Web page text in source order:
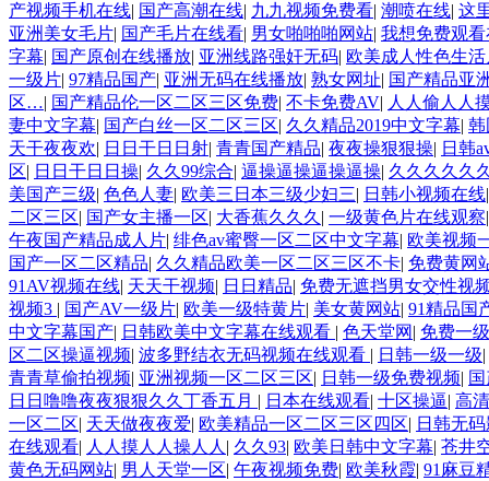
产视频手机在线| 国产高潮在线| 九九视频免费看| 潮喷在线| 这
亚洲美女毛片| 国产毛片在线看| 男女啪啪啪网站| 我想免费观
字幕| 国产原创在线播放| 亚洲线路强奸无码| 欧美成人性色生活
一级片| 97精品国产| 亚洲无码在线播放| 熟女网址| 国产精品亚
区…| 国产精品伦一区二区三区免费| 不卡免费AV| 人人偷人人
妻中文字幕| 国产白丝一区二区三区| 久久精品2019中文字幕| 韩
天干夜夜欢| 日日干日日射| 青青国产精品| 夜夜操狠狠操| 日韩
区| 日日干日日操| 久久99综合| 逼操逼操逼操逼操| 久久久久久
美国产三级| 色色人妻| 欧美三日本三级少妇三| 日韩小视频在线
二区三区| 国产女主播一区| 大香蕉久久久 | 一级黄色片在线观察
午夜国产精品成人片| 绯色av蜜臀一区二区中文字幕| 欧美视频
国产一区二区精品| 久久精品欧美一区二区三区不卡| 免费黄网
91AV视频在线| 天天干视频| 日日精品| 免费无遮挡男女交性视
视频3 | 国产AV一级片| 欧美一级特黄片| 美女黄网站| 91精品国
中文字幕国产| 日韩欧美中文字幕在线观看 | 色天堂网 | 免费一
区二区操逼视频| 波多野结衣无码视频在线观看 | 日韩一级一级|
青青草偷拍视频| 亚洲视频一区二区三区| 日韩一级免费视频|
日日噜噜夜夜狠狠久久丁香五月 | 日本在线观看| 十区操逼| 高
一区二区| 天天做夜夜爱| 欧美精品一区二区三区四区| 日韩无
在线观看| 人人摸人人操人人 | 久久93| 欧美日韩中文字幕| 苍井
黄色无码网站| 男人天堂一区| 午夜视频免费| 欧美秋霞| 91麻豆